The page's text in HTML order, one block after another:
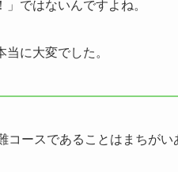
」ではないんですよね。
に大変でした。
コースであることはまちがい